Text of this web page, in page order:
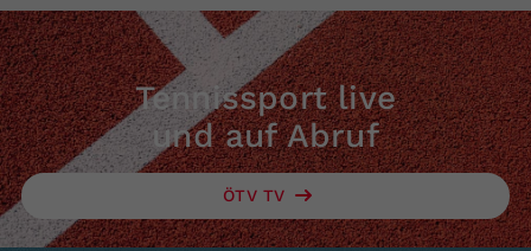
Tennissport live
und auf Abruf
ÖTV TV